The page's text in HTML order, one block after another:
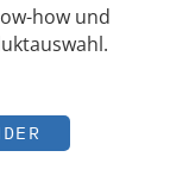
how und